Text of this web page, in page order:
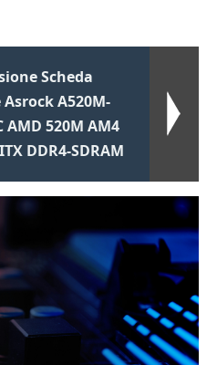
Scheda
A520M-
AMD 520M AM4
DDR4-SDRAM